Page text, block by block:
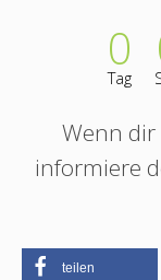
0
Tag
Wenn dir
informiere
teilen